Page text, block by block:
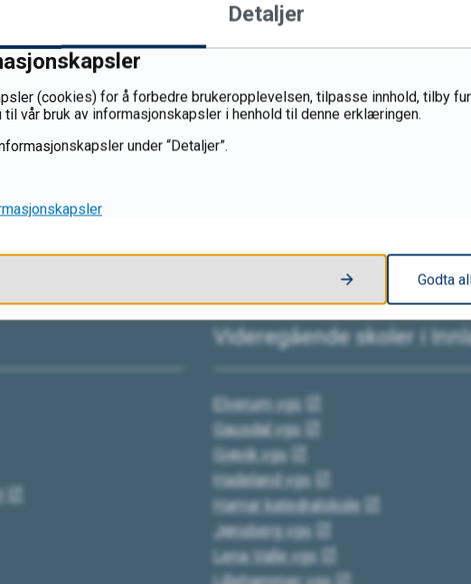
Videregående skoler i
Elverum vgs
Gausdal vgs
Gjøvik vgs
Hadeland vgs
Hamar katedralskole
Jønsberg vgs
Lena-Valle vgs
Detaljer
(cookies) for å forbedre brukeropplevelsen, tilpasse innhold, tilby
vår bruk av informasjonskapsler i henhold til denne erklæringen.
under “Detaljer”.
Godta